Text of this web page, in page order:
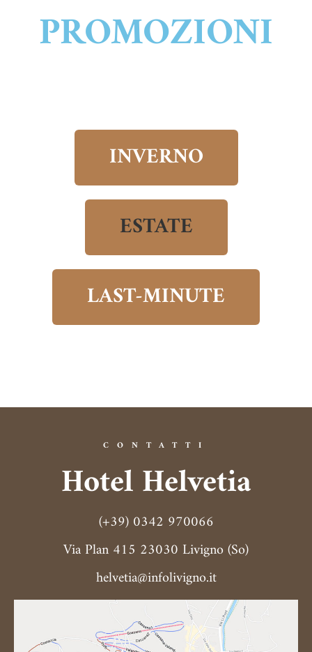
PROMOZIONI
INVERNO
ESTATE
LAST-MINUTE
CONTATTI
Hotel Helvetia
(+39) 0342 970066
Via Plan 415 23030 Livigno (So)
helvetia@infolivigno.it